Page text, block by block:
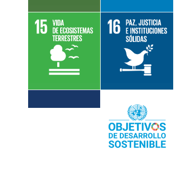
Leer más sobre
el objetivo 15
Leer más sobre
el objetivo 16
el objetivo 17
Leer más sobre
los ODS